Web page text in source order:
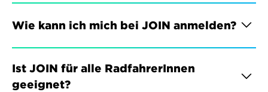
Wie kann ich mich bei JOIN anmelden?
Ist JOIN für alle RadfahrerInnen
geeignet?